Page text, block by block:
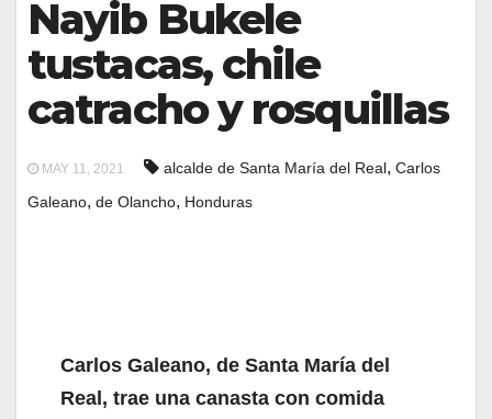
Nayib Bukele
tustacas, chile
catracho y rosquillas
MAY 11, 2021 alcalde de Santa María del Real, Carlos
Galeano, de Olancho, Honduras
Carlos Galeano, de Santa María del
Real, trae una canasta con comida